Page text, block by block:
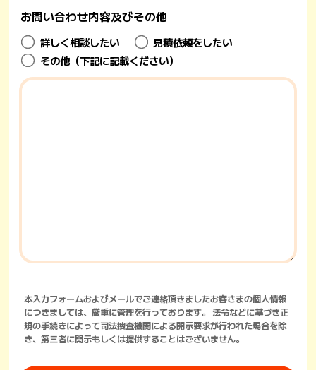
お問い合わせ内容及びその他
詳しく相談したい
見積依頼をしたい
その他（下記に記載ください）
本入力フォームおよびメールでご連絡頂きましたお客さまの個人情報
につきましては、厳重に管理を行っております。 法令などに基づき正
規の手続きによって司法捜査機関による開示要求が行われた場合を除
き、第三者に開示もしくは提供することはございません。